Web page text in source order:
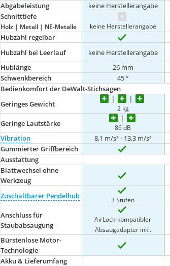
Abgabeleistung
keine Herstellerangabe
Schnitttiefe
Holz | Metall | NE-Metalle keine Herstellerangabe
Hubzahl regelbar
Hubzahl bei Leerlauf
keine Herstellerangabe
Hublänge 26 mm
Schwenkbereich
45 °
Bedienkomfort der DeWalt-Stichsägen
Geringes Gewicht
2 kg
Geringe Lautstärke 86 dB
Vibration 8,1 m/s² - 13,3 m/s²
Gummierter Griffbereich
Ausstattung
Blattwechsel ohne
Werkzeug
Zuschaltbarer Pendelhub
3 Stufen
Anschluss für
Staubabsaugung
AirLock-kompatibler
Absaugadapter inkl.
Bürstenlose Motor-
Technologie
Akku & Lieferumfang